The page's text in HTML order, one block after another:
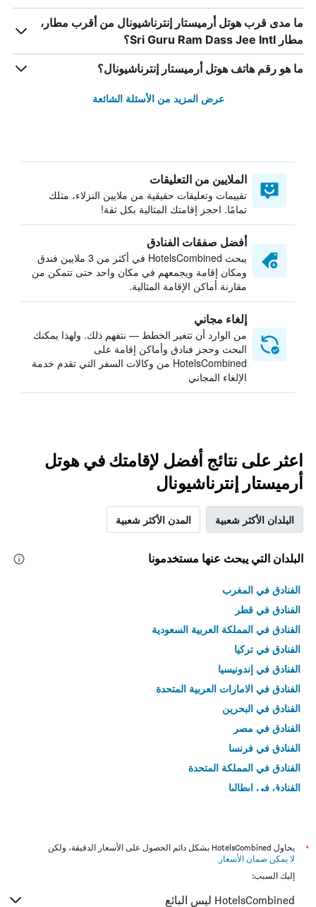
ما مدى قرب هوتل أرميستار إنترناشيونال من أقرب مطار،
مطار Sri Guru Ram Dass Jee Intl؟
ما هو رقم هاتف هوتل أرميستار إنترناشيونال؟
عرض المزيد من الأسئلة الشائعة
الملايين من التعليقات
تقييمات وتعليقات حقيقية من ملايين النزلاء، مثلك
تمامًا. احجز إقامتك المثالية بكل ثقة!
أفضل صفقات الفنادق
يبحث HotelsCombined في أكثر من 3 ملايين فندق
ومكان إقامة ويجمعهم في مكان واحد حتى تتمكن من
مقارنة أماكن الإقامة المثالية.
إلغاء مجاني
من الوارد أن تتغير الخطط — نتفهم ذلك. ولهذا يمكنك
البحث وحجز فنادق وأماكن إقامة على
HotelsCombined من وكالات السفر التي تقدم خدمة
الإلغاء المجاني
اعثر على نتائج أفضل لإقامتك في هوتل
أرميستار إنترناشيونال
البلدان الأكثر شعبية المدن الأكثر شعبية
البلدان التي يبحث عنها مستخدمونا
الفنادق في المغرب
الفنادق في قطر
الفنادق في المملكة العربية السعودية
الفنادق في تركيا
الفنادق في إندونيسيا
الفنادق في الامارات العربية المتحدة
الفنادق في البحرين
الفنادق في مصر
الفنادق في فرنسا
الفنادق في المملكة المتحدة
الفنادق في إيطاليا
*
يحاول HotelsCombined بشكل دائم الحصول على الأسعار الدقيقة، ولكن
لا يمكن ضمان الأسعار .
إليك السبب:
HotelsCombined ليس البائع